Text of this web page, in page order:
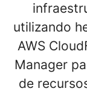
utilizando
AWS
Manager
de